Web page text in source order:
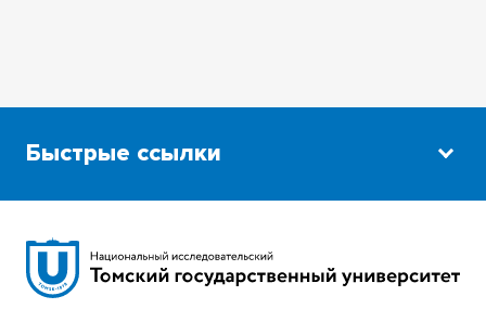
Быстрые ссылки
Сибирский ботанический сад